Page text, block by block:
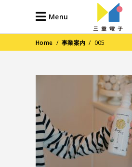
Menu
Home / 事業案内 / 005